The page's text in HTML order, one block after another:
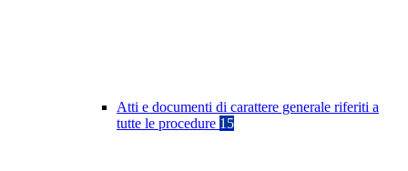
Atti e documenti di carattere generale riferiti a
tutte le procedure 15